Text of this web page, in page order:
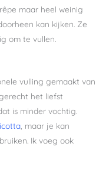
maar heel weinig
kan kijken. Ze
om te vullen.
vulling gemaakt van
het liefst
is minder vochtig.
, maar je kan
Ik voeg ook